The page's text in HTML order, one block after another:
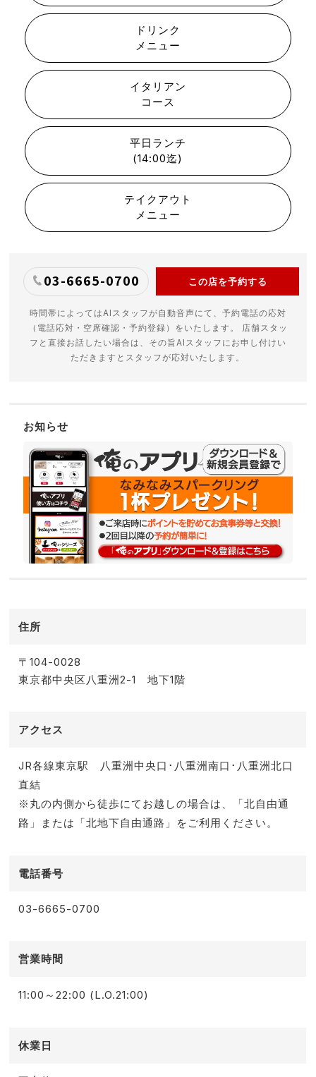
ドリンク
メニュー
イタリアン
コース
平日ランチ
(14:00迄)
テイクアウト
メニュー
03-6665-0700 この店を予約する
時間帯によってはAIスタッフが自動音声にて、予約電話の応対
（電話応対・空席確認・予約登録）をいたします。 店舗スタッ
フと直接お話したい場合は、その旨AIスタッフにお申し付けい
ただきますとスタッフが応対いたします。
お知らせ
住所
〒104-0028
東京都中央区八重洲2-1 地下1階
アクセス
JR各線東京駅 八重洲中央口･八重洲南口･八重洲北口
直結
※丸の内側から徒歩にてお越しの場合は、「北自由通
路」または「北地下自由通路」をご利用ください。
電話番号
03-6665-0700
営業時間
11:00～22:00 (L.O.21:00)
休業日